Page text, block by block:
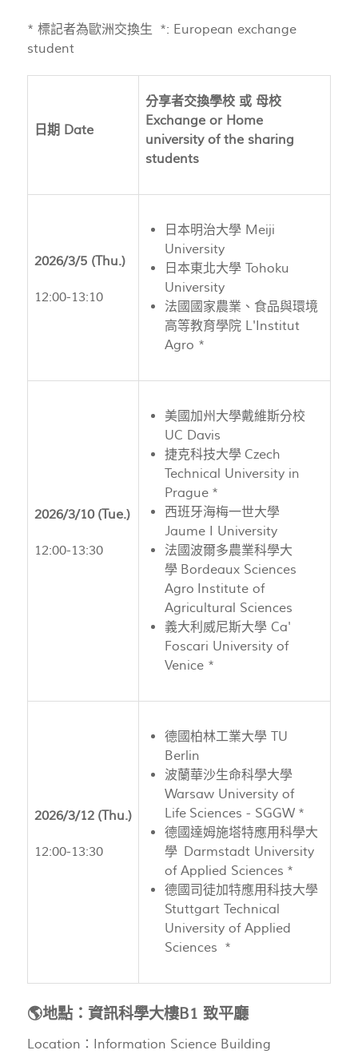
* 標記者為歐洲交換生 *: European exchange
student
日期 Date
分享者交換學校 或 母校
Exchange or Home
university of the sharing
students
2026/3/5 (Thu.)
12:00-13:10
日本明治大學 Meiji
University
日本東北大學 Tohoku
University
法國國家農業、食品與環境
高等教育學院 L'Institut
Agro *
2026/3/10 (Tue.)
12:00-13:30
美國加州大學戴維斯分校
UC Davis
捷克科技大學 Czech
Technical University in
Prague *
西班牙海梅一世大學
Jaume I University
法國波爾多農業科學大
學 Bordeaux Sciences
Agro Institute of
Agricultural Sciences
義大利威尼斯大學 Ca'
Foscari University of
Venice *
2026/3/12 (Thu.)
12:00-13:30
德國柏林工業大學 TU
Berlin
波蘭華沙生命科學大學
Warsaw University of
Life Sciences - SGGW *
德國達姆施塔特應用科學大
學 Darmstadt University
of Applied Sciences *
德國司徒加特應用科技大學
Stuttgart Technical
University of Applied
Sciences *
🌎地點：資訊科學大樓B1 致平廳
Location：Information Science Building